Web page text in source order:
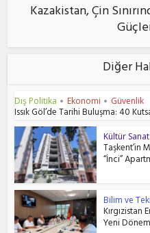
Kazakistan, Çin
Diğer
Dış Politika • Ekonomi • Güvenlik
Issık Göl’de Tarihi Buluşma: 40
Kültür Sanat
Taşkent’in
“İnci”
Bilim ve
Kırgızistan
Yeni